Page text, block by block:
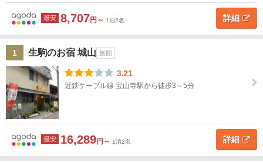
タ
イ
タ
ン
ダ
ー
ド
ホ
テ
級
ホ
テ
ル
館
級
旅
館
ン
シ
ョ
ン
宿
別
荘
甲
越
陸
東
最安 8,707円～ 1泊2名 詳細
1 生駒のお宿 城山 旅館
3.21
近鉄ケーブル線 宝山寺駅から徒歩3～5分
最安 16,289円～ 1泊2名 詳細